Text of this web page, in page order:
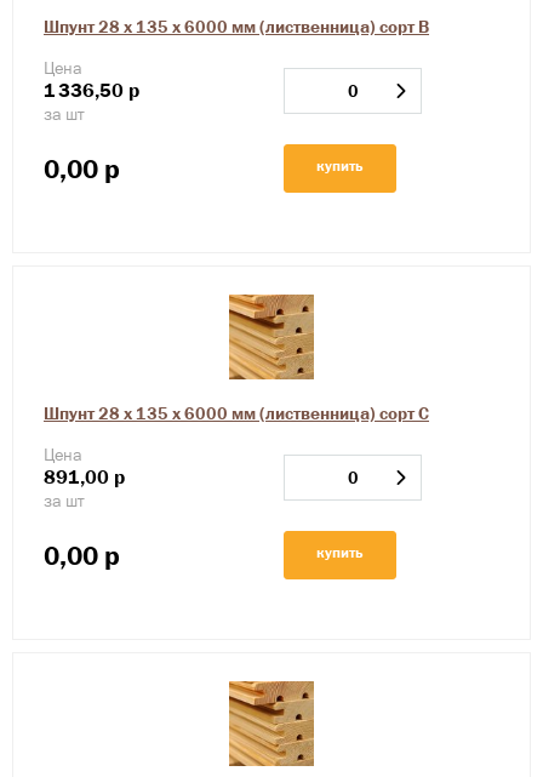
Шпунт 28 х 135 х 6000 мм (лиственница) сорт В
Цена
1336,50 р
за шт
0,00 р купить
Шпунт 28 х 135 х 6000 мм (лиственница) сорт С
Цена
891,00 р
за шт
0,00 р купить